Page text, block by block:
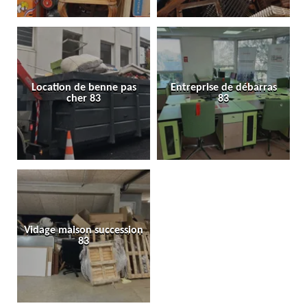
Location de benne pas
cher 83
Entreprise de débarras
83
Vidage maison succession
83